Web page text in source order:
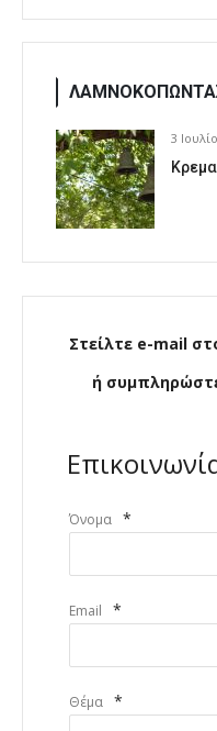
3
Στείλτε e-mail
ή
Όνομα *
Email *
Θέμα *